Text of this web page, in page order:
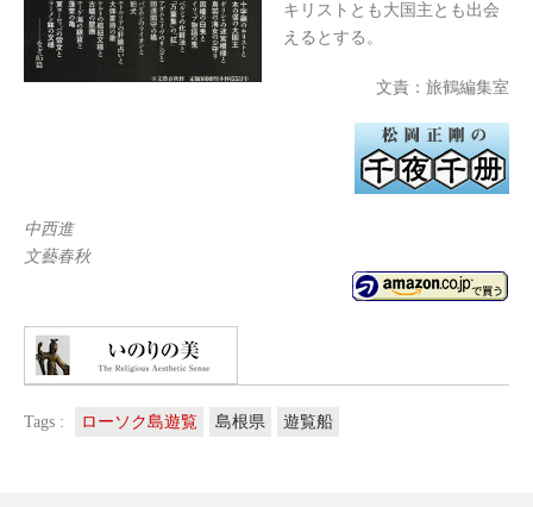
キリストとも大国主とも出会
えるとする。
文責：旅鶴編集室
中西進
文藝春秋
Tags : ローソク島遊覧 島根県 遊覧船